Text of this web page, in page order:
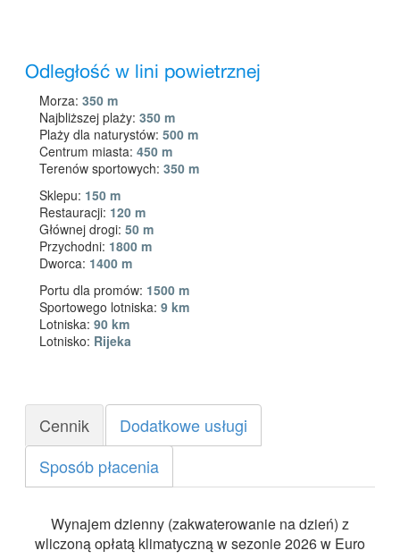
Odległość w lini powietrznej
Morza: 350 m
Najbliższej plaży: 350 m
Plaży dla naturystów: 500 m
Centrum miasta: 450 m
Terenów sportowych: 350 m
Sklepu: 150 m
Restauracji: 120 m
Głównej drogi: 50 m
Przychodni: 1800 m
Dworca: 1400 m
Portu dla promów: 1500 m
Sportowego lotniska: 9 km
Lotniska: 90 km
Lotnisko: Rijeka
Cennik
Dodatkowe usługi
Sposób płacenia
Wynajem dzienny (zakwaterowanie na dzień) z
wliczoną opłatą klimatyczną w sezonie 2026 w Euro